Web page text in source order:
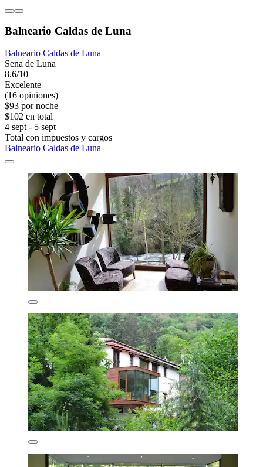
Balneario Caldas de Luna
Balneario Caldas de Luna
Sena de Luna
8.6/10
Excelente
(16 opiniones)
$93 por noche
$102 en total
4 sept - 5 sept
Total con impuestos y cargos
Balneario Caldas de Luna